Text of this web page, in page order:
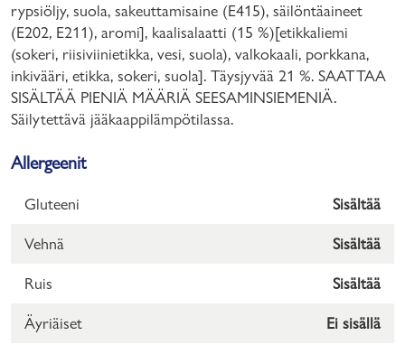
rypsiöljy, suola, sakeuttamisaine (E415), säilöntäaineet
(E202, E211), aromi], kaalisalaatti (15 %)[etikkaliemi
(sokeri, riisiviinietikka, vesi, suola), valkokaali, porkkana,
inkivääri, etikka, sokeri, suola]. Täysjyvää 21 %. SAATTAA
SISÄLTÄÄ PIENIÄ MÄÄRIÄ SEESAMINSIEMENIÄ.
Säilytettävä jääkaappilämpötilassa.
Allergeenit
Gluteeni Sisältää
Vehnä Sisältää
Ruis Sisältää
Äyriäiset Ei sisällä